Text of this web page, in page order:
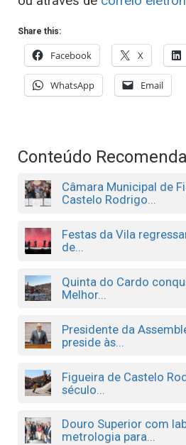
Share this:
Facebook X
WhatsApp Email
Conteúdo
Câmara Municipal de
Castelo Rodrigo...
Festas da Vila
de...
Quinta do Cardo
Melhor...
Presidente da
preside às...
Figueira de Castelo
século...
Douro Superior com
metrologia para...